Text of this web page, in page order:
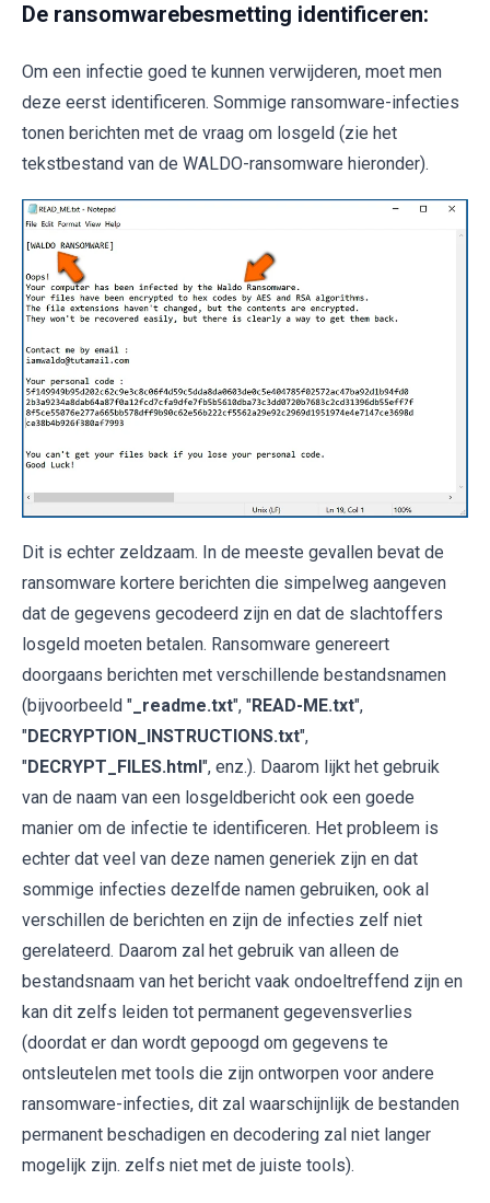
De ransomwarebesmetting identificeren:
Om een infectie goed te kunnen verwijderen, moet men
deze eerst identificeren. Sommige ransomware-infecties
tonen berichten met de vraag om losgeld (zie het
tekstbestand van de WALDO-ransomware hieronder).
Dit is echter zeldzaam. In de meeste gevallen bevat de
ransomware kortere berichten die simpelweg aangeven
dat de gegevens gecodeerd zijn en dat de slachtoffers
losgeld moeten betalen. Ransomware genereert
doorgaans berichten met verschillende bestandsnamen
(bijvoorbeeld " _readme.txt", "READ-ME.txt",
"DECRYPTION_INSTRUCTIONS.txt",
"DECRYPT_FILES.html", enz.). Daarom lijkt het gebruik
van de naam van een losgeldbericht ook een goede
manier om de infectie te identificeren. Het probleem is
echter dat veel van deze namen generiek zijn en dat
sommige infecties dezelfde namen gebruiken, ook al
verschillen de berichten en zijn de infecties zelf niet
gerelateerd. Daarom zal het gebruik van alleen de
bestandsnaam van het bericht vaak ondoeltreffend zijn en
kan dit zelfs leiden tot permanent gegevensverlies
(doordat er dan wordt gepoogd om gegevens te
ontsleutelen met tools die zijn ontworpen voor andere
ransomware-infecties, dit zal waarschijnlijk de bestanden
permanent beschadigen en decodering zal niet langer
mogelijk zijn. zelfs niet met de juiste tools).